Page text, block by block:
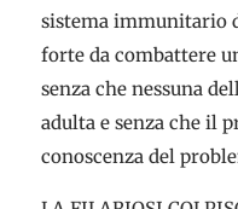
sistema immunitario
forte da combattere
senza che nessuna
adulta e senza che il
conoscenza del